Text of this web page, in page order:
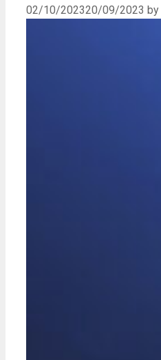
02/10/202320/09/2023 by